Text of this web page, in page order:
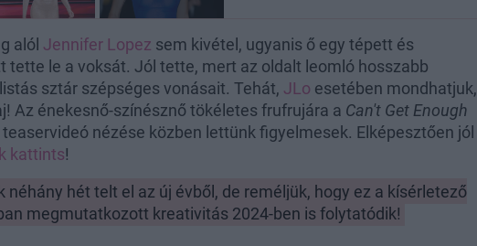
alól Jennifer Lopez sem kivétel, ugyanis ő egy tépett és
tette le a voksát. Jól tette, mert az oldalt leomló hosszabb
sztár szépséges vonásait. Tehát, JLo esetében mondhatjuk,
Az énekesnő-színésznő tökéletes frufrujára a Can't Get Enough
nézése közben lettünk figyelmesek. Elképesztően jól
kattints!
néhány hét telt el az új évből, de reméljük, hogy ez a kísérletező
megmutatkozott kreativitás 2024-ben is folytatódik!